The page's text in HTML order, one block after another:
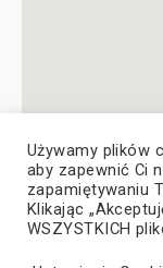
© Copyright 2022,
Używamy plików
aby zapewnić Ci
zapamiętywaniu
Klikając
WSZYSTKICH